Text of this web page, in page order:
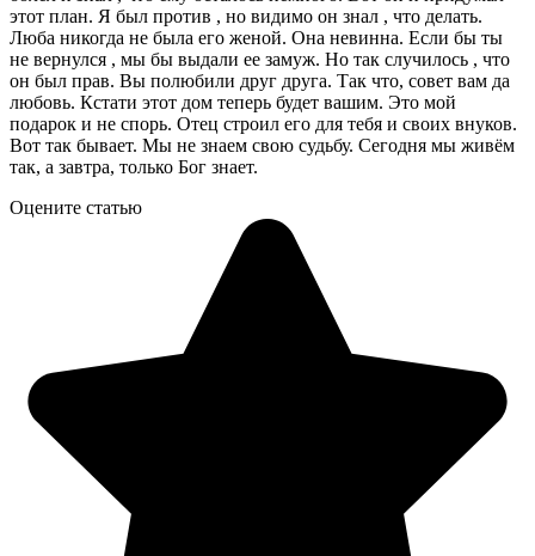
этот план. Я был против , но видимо он знал , что делать.
Люба никогда не была его женой. Она невинна. Если бы ты
не вернулся , мы бы выдали ее замуж. Но так случилось , что
он был прав. Вы полюбили друг друга. Так что, совет вам да
любовь. Кстати этот дом теперь будет вашим. Это мой
подарок и не спорь. Отец строил его для тебя и своих внуков.
Вот так бывает. Мы не знаем свою судьбу. Сегодня мы живём
так, а завтра, только Бог знает.
Оцените статью